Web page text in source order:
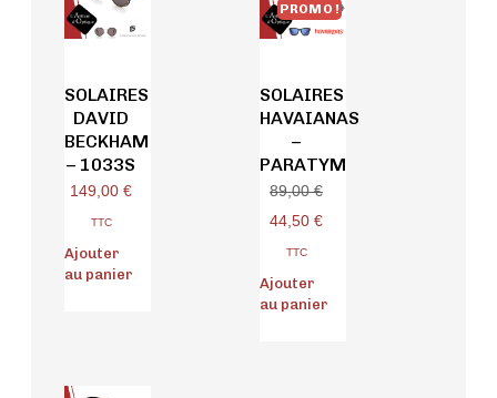
SOLAIRES
DAVID
BECKHAM
– 1033S
149,00 €
TTC
Ajouter
au panier
PROMO !
SOLAIRES
HAVAIANAS
–
PARATYM
89,00€
44,50 €
TTC
Ajouter
au panier